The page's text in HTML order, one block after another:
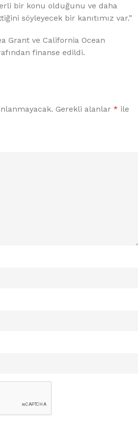
bir konu olduğunu ve daha
söyleyecek bir kanıtımız var.”
Grant ve California Ocean
finanse edildi.
Gerekli alanlar * ile